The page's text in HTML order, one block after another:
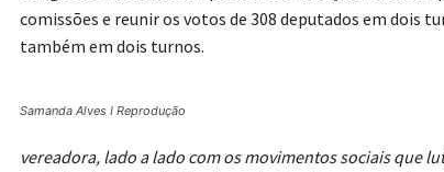
comissões e reunir os votos de 308 deputados em dois
também em dois turnos.
Samanda Alves I Reprodução
vereadora, lado a lado com os movimentos sociais que